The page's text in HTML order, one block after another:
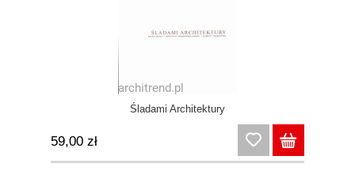
Śladami Architektury
59,00 zł